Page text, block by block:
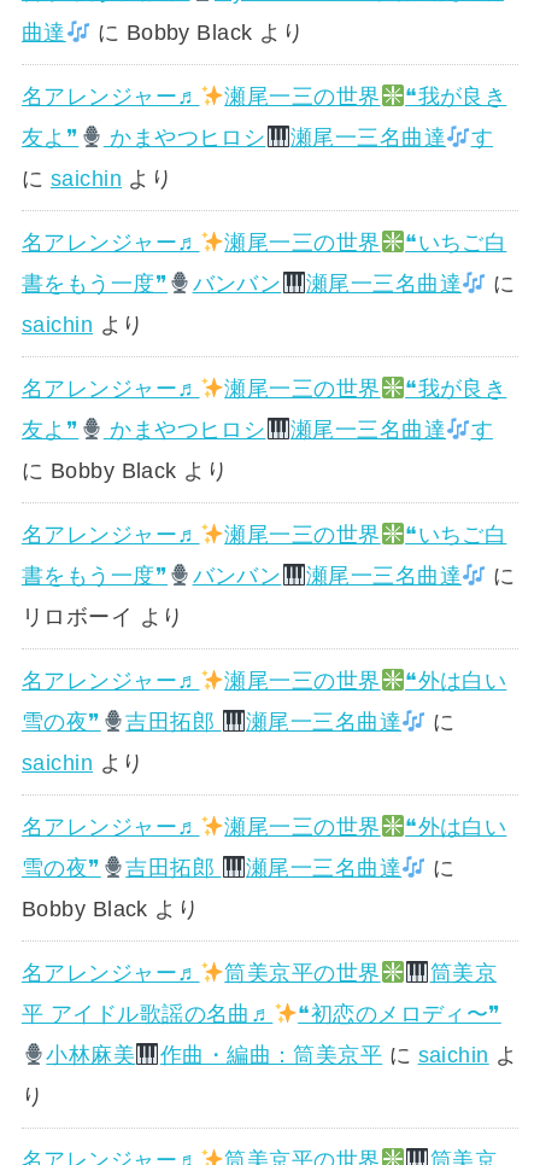
曲達
に Bobby Black より
名アレンジャー♬ 瀬尾一三の世界
❝我が良き
友よ❞
かまやつヒロシ 瀬尾一三名曲達
す
に saichin より
名アレンジャー♬ 瀬尾一三の世界
❝いちご白
書をもう一度❞
バンバン 瀬尾一三名曲達
に
saichin より
名アレンジャー♬ 瀬尾一三の世界
❝我が良き
友よ❞
かまやつヒロシ 瀬尾一三名曲達
す
に Bobby Black より
名アレンジャー♬ 瀬尾一三の世界
❝いちご白
書をもう一度❞
バンバン 瀬尾一三名曲達
に
リロボーイ より
名アレンジャー♬ 瀬尾一三の世界
❝外は白い
雪の夜❞
吉田拓郎 瀬尾一三名曲達
に
saichin より
名アレンジャー♬ 瀬尾一三の世界
❝外は白い
雪の夜❞
吉田拓郎 瀬尾一三名曲達
に
Bobby Black より
名アレンジャー♬ 筒美京平の世界
筒美京
平 アイドル歌謡の名曲♬
❝初恋のメロディ〜❞
小林麻美
作曲・編曲：筒美京平 に saichin よ
り